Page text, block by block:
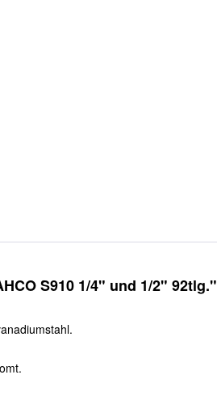
S910 1/4" und 1/2" 92tlg."